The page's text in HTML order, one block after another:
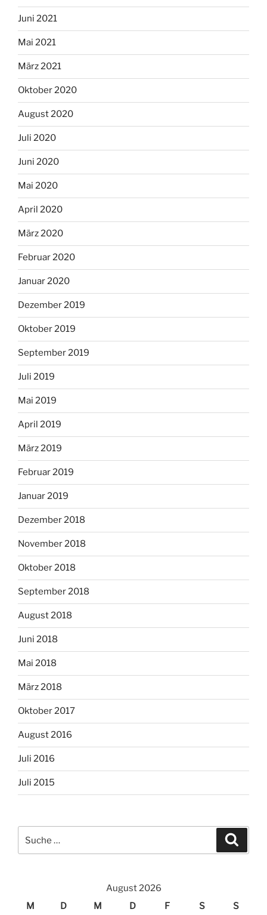
Juni 2021
Mai 2021
März 2021
Oktober 2020
August 2020
Juli 2020
Juni 2020
Mai 2020
April 2020
März 2020
Februar 2020
Januar 2020
Dezember 2019
Oktober 2019
September 2019
Juli 2019
Mai 2019
April 2019
März 2019
Februar 2019
Januar 2019
Dezember 2018
November 2018
Oktober 2018
September 2018
August 2018
Juni 2018
Mai 2018
März 2018
Oktober 2017
August 2016
Juli 2016
Juli 2015
nach:
August 2026
M
D M D F S S